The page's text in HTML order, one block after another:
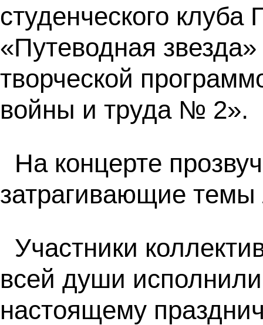
студенческого
«Путеводная
творческой
войны и труда № 2».
На концерте
затрагивающие
Участники
всей души
настоящему